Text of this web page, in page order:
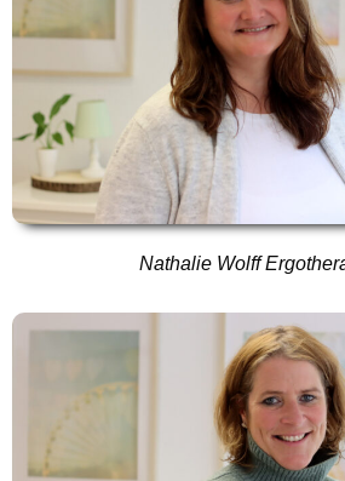
Nathalie Wolff